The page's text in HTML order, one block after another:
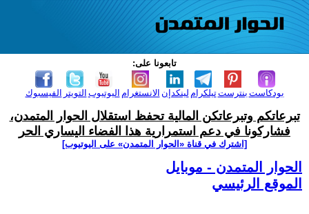
تابعونا على:
الفيسبوك التويتر اليوتيوب الانستغرام لينكدإن تيلكرامبنترست بودكاست
تبرعاتكم وتبرعاتكن المالية تحفظ استقلال الحوار المتمدن،
فشاركونا في دعم استمرارية هذا الفضاء اليساري الحر
[اشترك في قناة ‫«الحوار المتمدن» على اليوتيوب]
الحوار المتمدن - موبايل
الموقع الرئيسي